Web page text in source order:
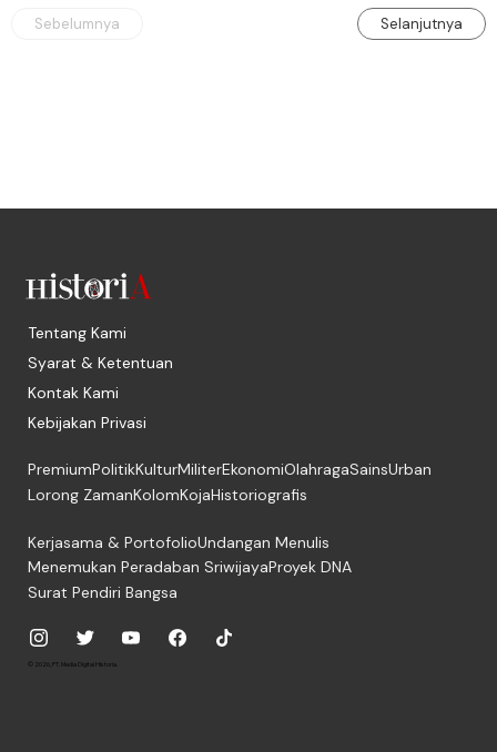
Sebelumnya Selanjutnya
Tentang Kami
Syarat & Ketentuan
Kontak Kami
Kebijakan Privasi
PremiumPolitikKulturMiliterEkonomiOlahragaSainsUrban
Lorong ZamanKolomKojaHistoriografis
Kerjasama & PortofolioUndangan Menulis
Menemukan Peradaban SriwijayaProyek DNA
Surat Pendiri Bangsa
© 2026, PT. Media Digital Historia.